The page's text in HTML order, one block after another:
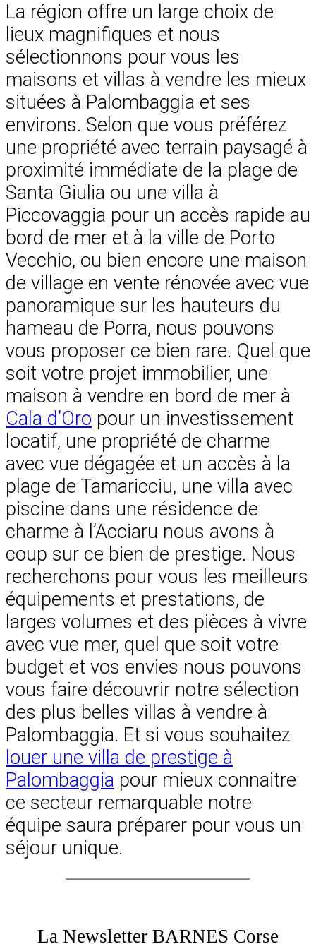
La région offre un large choix de
lieux magnifiques et nous
sélectionnons pour vous les
maisons et villas à vendre les mieux
situées à Palombaggia et ses
environs. Selon que vous préférez
une propriété avec terrain paysagé à
proximité immédiate de la plage de
Santa Giulia ou une villa à
Piccovaggia pour un accès rapide au
bord de mer et à la ville de Porto
Vecchio, ou bien encore une maison
de village en vente rénovée avec vue
panoramique sur les hauteurs du
hameau de Porra, nous pouvons
vous proposer ce bien rare. Quel que
soit votre projet immobilier, une
maison à vendre en bord de mer à
Cala d’Oro pour un investissement
locatif, une propriété de charme
avec vue dégagée et un accès à la
plage de Tamaricciu, une villa avec
piscine dans une résidence de
charme à l’Acciaru nous avons à
coup sur ce bien de prestige. Nous
recherchons pour vous les meilleurs
équipements et prestations, de
larges volumes et des pièces à vivre
avec vue mer, quel que soit votre
budget et vos envies nous pouvons
vous faire découvrir notre sélection
des plus belles villas à vendre à
Palombaggia. Et si vous souhaitez
louer une villa de prestige à
Palombaggia pour mieux connaitre
ce secteur remarquable notre
équipe saura préparer pour vous un
séjour unique.
La Newsletter BARNES Corse